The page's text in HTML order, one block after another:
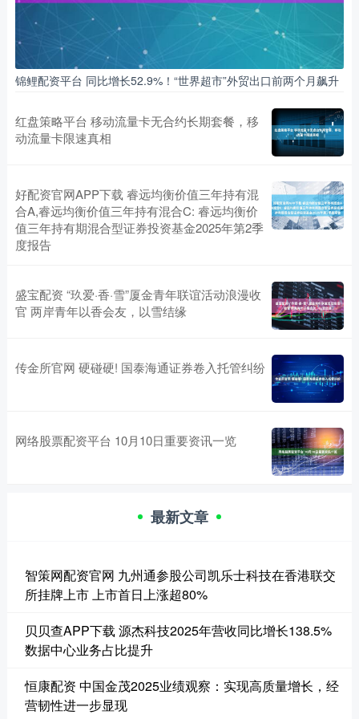
锦鲤配资平台 同比增长52.9%！“世界超市”外贸出口前两个月飙升
红盘策略平台 移动流量卡无合约长期套餐，移
动流量卡限速真相
好配资官网APP下载 睿远均衡价值三年持有混
合A,睿远均衡价值三年持有混合C: 睿远均衡价
值三年持有期混合型证券投资基金2025年第2季
度报告
盛宝配资 “玖爱·香·雪”厦金青年联谊活动浪漫收
官 两岸青年以香会友，以雪结缘
传金所官网 硬碰硬! 国泰海通证券卷入托管纠纷
网络股票配资平台 10月10日重要资讯一览
最新文章
智策网配资官网 九州通参股公司凯乐士科技在香港联交
所挂牌上市 上市首日上涨超80%
贝贝查APP下载 源杰科技2025年营收同比增长138.5%
数据中心业务占比提升
恒康配资 中国金茂2025业绩观察：实现高质量增长，经
营韧性进一步显现